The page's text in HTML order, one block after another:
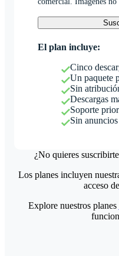
El plan incluye:
Cinco
Un paquete
Sin
Descargas
Soporte
Sin anuncios
¿No quieres
Los planes incluyen
acceso
Explore nuestros planes